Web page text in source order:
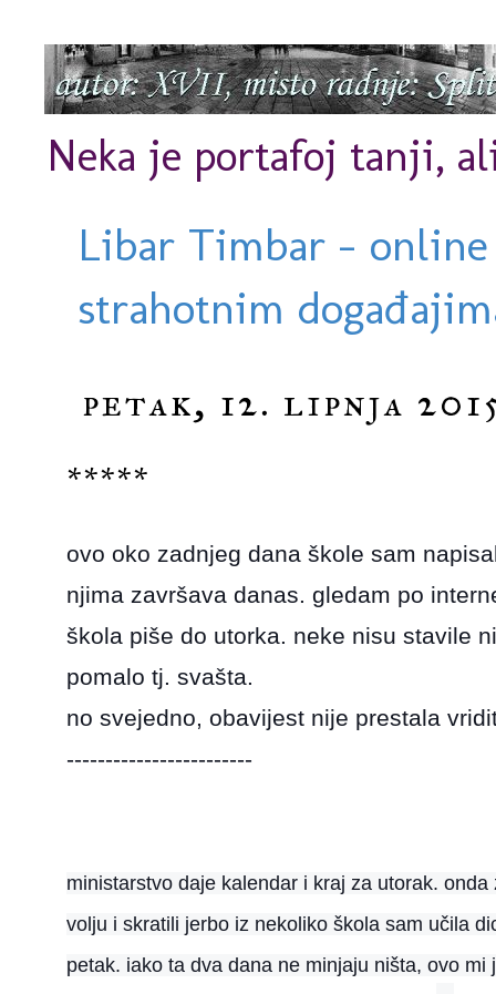
Neka je portafoj tanji,
Libar Timbar -
strahotnim
petak, 12. lipnja
*****
ovo oko zadnjeg dana škole sam
njima završava danas. gledam po
škola piše do utorka. neke nisu stavile
pomalo tj. svašta.
no svejedno, obavijest nije prestala
------------------------
ministarstvo daje kalendar i kraj za utorak.
volju i skratili jerbo iz nekoliko škola sam učila
petak. iako ta dva dana ne minjaju ništa, ovo